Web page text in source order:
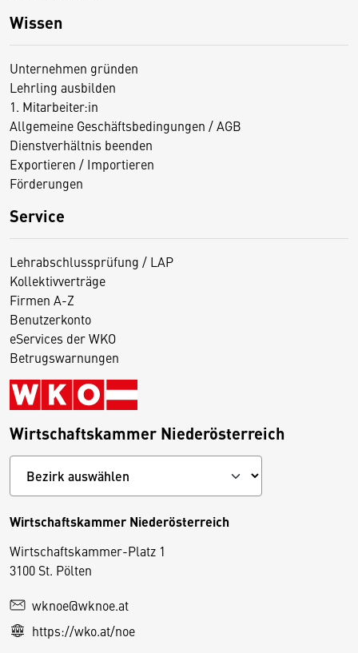
Wissen
Unternehmen gründen
Lehrling ausbilden
1. Mitarbeiter:in
Allgemeine Geschäftsbedingungen / AGB
Dienstverhältnis beenden
Exportieren / Importieren
Förderungen
Service
Lehrabschlussprüfung / LAP
Kollektivverträge
Firmen A-Z
Benutzerkonto
eServices der WKO
Betrugswarnungen
Wirtschaftskammer Niederösterreich
Wirtschaftskammer Niederösterreich
Wirtschaftskammer-Platz 1
3100 St. Pölten
wknoe@wknoe.at
https://wko.at/noe
D
e
s